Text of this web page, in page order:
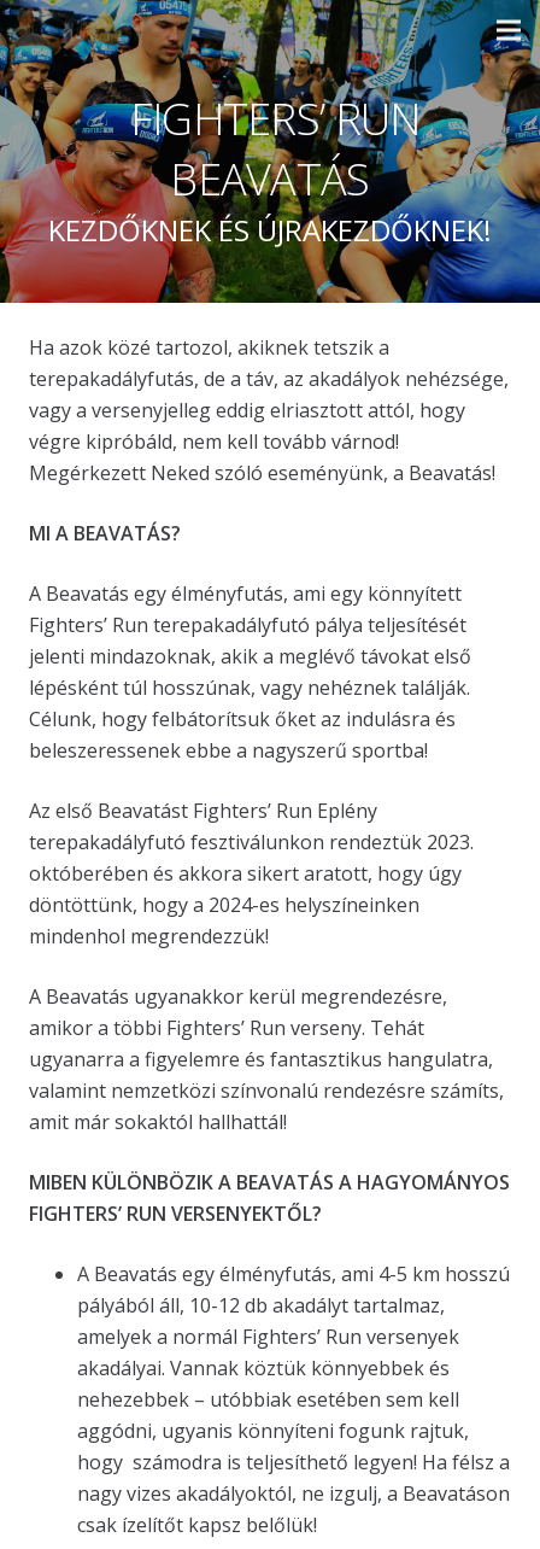
FIGHTERS’ RUN
BEAVATÁS
KEZDŐKNEK ÉS ÚJRAKEZDŐKNEK!
Ha azok közé tartozol, akiknek tetszik a
terepakadályfutás, de a táv, az akadályok nehézsége,
vagy a versenyjelleg eddig elriasztott attól, hogy
végre kipróbáld, nem kell tovább várnod!
Megérkezett Neked szóló eseményünk, a Beavatás!
MI A BEAVATÁS?
A Beavatás egy élményfutás, ami egy könnyített
Fighters’ Run terepakadályfutó pálya teljesítését
jelenti mindazoknak, akik a meglévő távokat első
lépésként túl hosszúnak, vagy nehéznek találják.
Célunk, hogy felbátorítsuk őket az indulásra és
beleszeressenek ebbe a nagyszerű sportba!
Az első Beavatást Fighters’ Run Eplény
terepakadályfutó fesztiválunkon rendeztük 2023.
októberében és akkora sikert aratott, hogy úgy
döntöttünk, hogy a 2024-es helyszíneinken
mindenhol megrendezzük!
A Beavatás ugyanakkor kerül megrendezésre,
amikor a többi Fighters’ Run verseny. Tehát
ugyanarra a figyelemre és fantasztikus hangulatra,
valamint nemzetközi színvonalú rendezésre számíts,
amit már sokaktól hallhattál!
MIBEN KÜLÖNBÖZIK A BEAVATÁS A HAGYOMÁNYOS
FIGHTERS’ RUN VERSENYEKTŐL?
A Beavatás egy élményfutás, ami 4-5 km hosszú
pályából áll, 10-12 db akadályt tartalmaz,
amelyek a normál Fighters’ Run versenyek
akadályai. Vannak köztük könnyebbek és
nehezebbek – utóbbiak esetében sem kell
aggódni, ugyanis könnyíteni fogunk rajtuk,
hogy számodra is teljesíthető legyen! Ha félsz a
nagy vizes akadályoktól, ne izgulj, a Beavatáson
csak ízelítőt kapsz belőlük!